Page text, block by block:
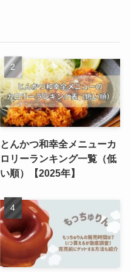
とんかつ和幸全メニューカ
ロリーランキング一覧（低
い順）【2025年】